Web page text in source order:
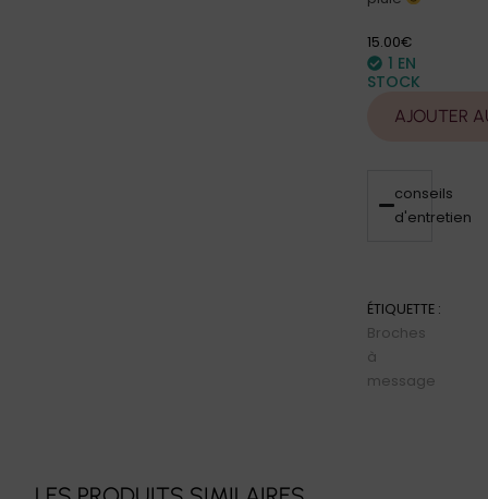
15.00€
1 EN
STOCK
AJOUTER
conseils
d'entretien
ÉTIQUETTE :
Broches
à
message